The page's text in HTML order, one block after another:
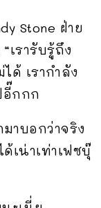
Stone ฝ่าย
เรารับรู้ถึง
ด้ เรากำลัง
อี๊กกก
าบอกว่าจริง
เน่าเท่าเฟซบุ๊